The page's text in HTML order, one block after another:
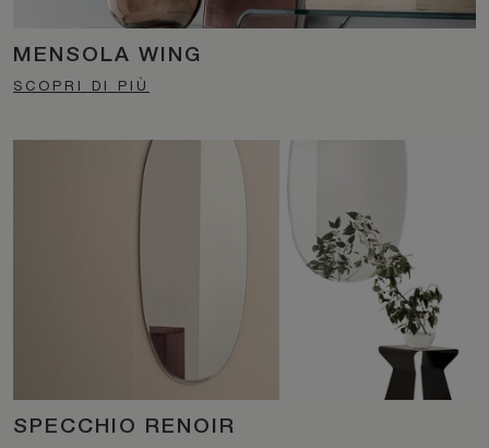
MENSOLA WING
SCOPRI DI PIÙ
SPECCHIO RENOIR